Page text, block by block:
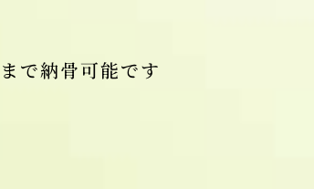
まで納骨可能です